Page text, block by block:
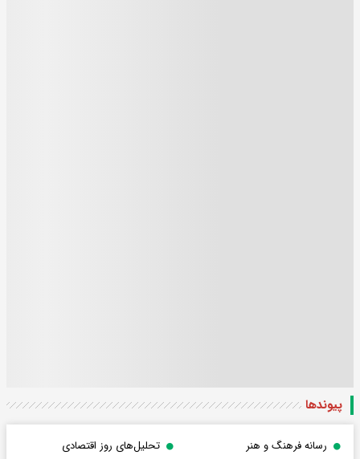
پیوندها
رسانه فرهنگ و هنر تحلیل‌های روز اقتصادی